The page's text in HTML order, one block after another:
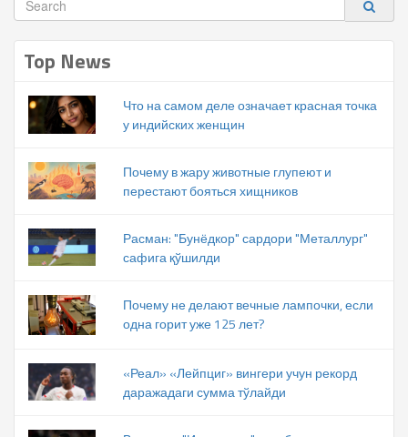
Top News
Что на самом деле означает красная точка
у индийских женщин
Почему в жару животные глупеют и
перестают бояться хищников
Расман: "Бунёдкор" сардори "Металлург"
сафига қўшилди
Почему не делают вечные лампочки, если
одна горит уже 125 лет?
«Реал» «Лейпциг» вингери учун рекорд
даражадаги сумма тўлайди